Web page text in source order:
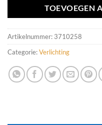
TOEVOEGEN
Artikelnummer: 3710258
Categorie:Verlichting